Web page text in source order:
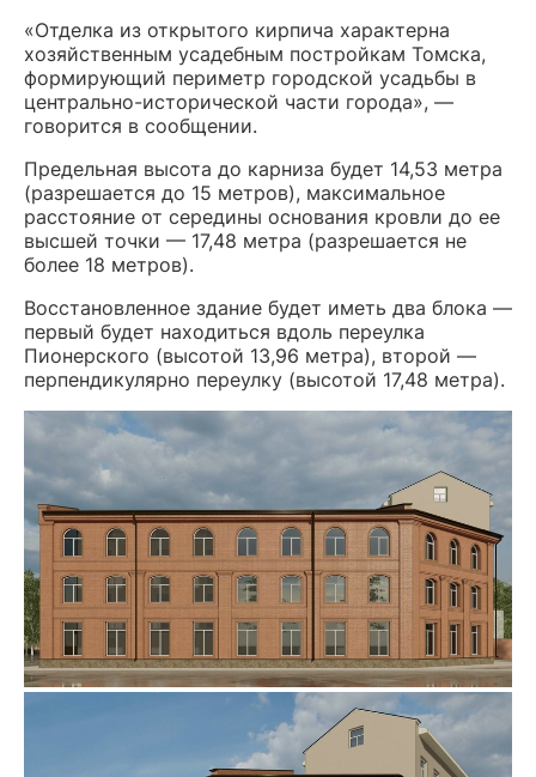
«Отделка из открытого кирпича характерна
хозяйственным усадебным постройкам Томска,
формирующий периметр городской усадьбы в
центрально-исторической части города», —
говорится в сообщении.
Предельная высота до карниза будет 14,53 метра
(разрешается до 15 метров), максимальное
расстояние от середины основания кровли до ее
высшей точки — 17,48 метра (разрешается не
более 18 метров).
Восстановленное здание будет иметь два блока —
первый будет находиться вдоль переулка
Пионерского (высотой 13,96 метра), второй —
перпендикулярно переулку (высотой 17,48 метра).